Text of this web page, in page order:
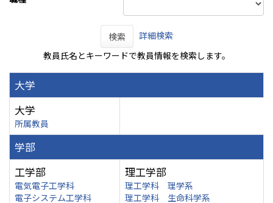
検索
詳細検索
教員氏名とキーワードで教員情報を検索します。
大学
大学
所属教員
学部
工学部
電気電子工学科
電子システム工学科
理工学部
理工学科 理学系
理工学科 生命科学系